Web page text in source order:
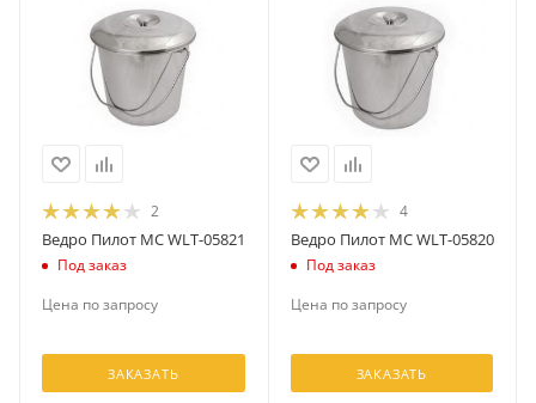
2
Ведро Пилот МС WLT-05821
Под заказ
Цена по запросу
ЗАКАЗАТЬ
4
Ведро Пилот МС WLT-05820
Под заказ
Цена по запросу
ЗАКАЗАТЬ